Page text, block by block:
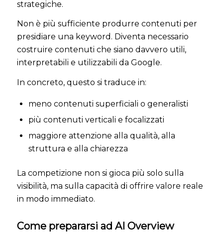
strategiche.
Non è più sufficiente produrre contenuti per
presidiare una keyword. Diventa necessario
costruire contenuti che siano davvero utili,
interpretabili e utilizzabili da Google.
In concreto, questo si traduce in:
meno contenuti superficiali o generalisti
più contenuti verticali e focalizzati
maggiore attenzione alla qualità, alla
struttura e alla chiarezza
La competizione non si gioca più solo sulla
visibilità, ma sulla capacità di offrire valore reale
in modo immediato.
Come prepararsi ad AI Overview